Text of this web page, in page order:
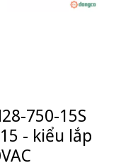
750-15S
- kiểu lắp